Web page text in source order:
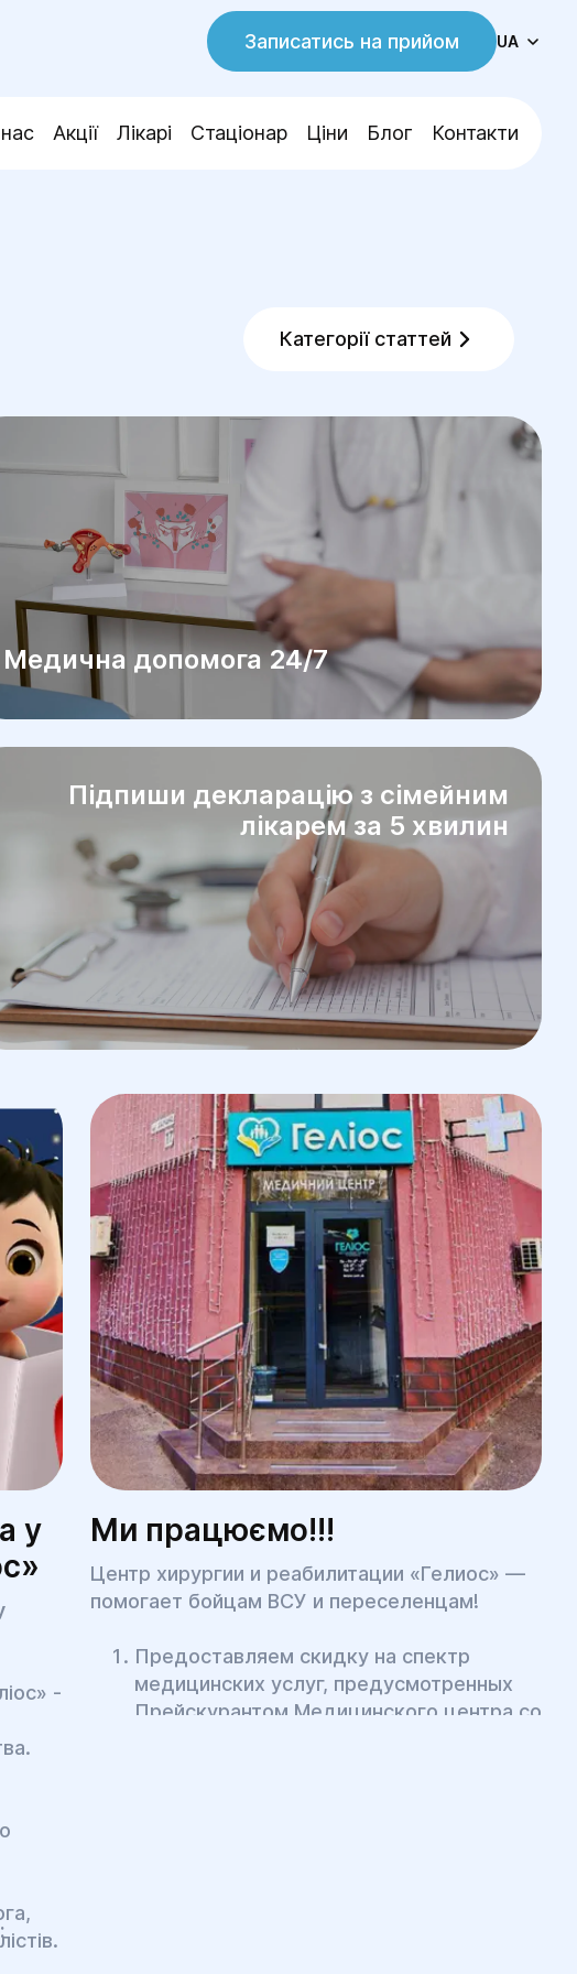
Записатись на прийом UA
Акції Лікарі Стаціонар Ціни Блог Контакти
Категорії статтей
Медична допомога 24/7
Підпиши декларацію з сімейним
лікарем за 5 хвилин
у
-
Ми працюємо!!!
Центр хирургии и реабилитации «Гелиос» —
помогает бойцам ВСУ и переселенцам!
Предоставляем скидку на спектр
медицинских услуг, предусмотренных
Прейскурантом Медицинского центра со